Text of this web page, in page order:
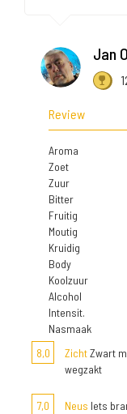
Jan
Review
Aroma
Zoet
Zuur
Bitter
Fruitig
Moutig
Kruidig
Body
Koolzuur
Alcohol
Intensit.
Nasmaak
8,0
ZichtZwart
wegzakt
7,0 Neus Iets